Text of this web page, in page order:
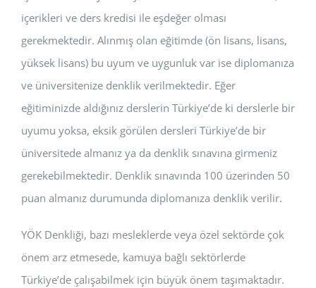
içerikleri ve ders kredisi ile eşdeğer olması
gerekmektedir. Alınmış olan eğitimde (ön lisans, lisans,
yüksek lisans) bu uyum ve uygunluk var ise diplomanıza
ve üniversitenize denklik verilmektedir. Eğer
eğitiminizde aldığınız derslerin Türkiye’de ki derslerle bir
uyumu yoksa, eksik görülen dersleri Türkiye’de bir
üniversitede almanız ya da denklik sınavına girmeniz
gerekebilmektedir. Denklik sınavında 100 üzerinden 50
puan almanız durumunda diplomanıza denklik verilir.
YÖK Denkliği, bazı mesleklerde veya özel sektörde çok
önem arz etmesede, kamuya bağlı sektörlerde
Türkiye’de çalışabilmek için büyük önem taşımaktadır.